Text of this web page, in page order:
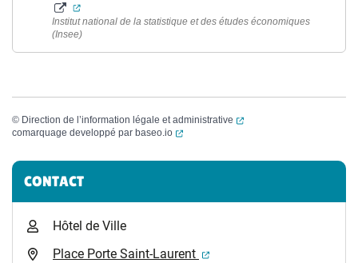
(ouverture dans un nouvel onglet)
Institut national de la statistique et des études économiques
(Insee)
© Direction de l’information légale et administrative
(ouverture dans un
comarquage developpé par baseo.io (ouverture dans un nouvel onglet)
Informations complémentaires
CONTACT
Hôtel de Ville
Place Porte Saint-Laurent
(ouverture dans un